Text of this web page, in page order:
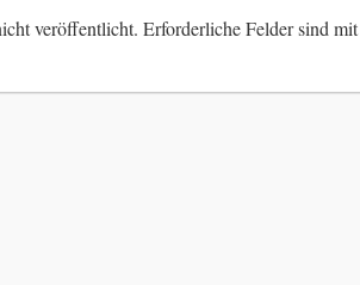
veröffentlicht. Erforderliche Felder sind mit